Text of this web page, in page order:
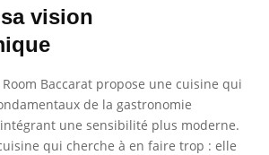
vision
Baccarat propose une cuisine qui
de la gastronomie
une sensibilité plus moderne.
qui cherche à en faire trop : elle